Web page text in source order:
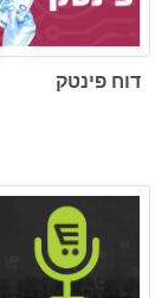
דוח פינטק